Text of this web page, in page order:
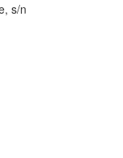
s/n